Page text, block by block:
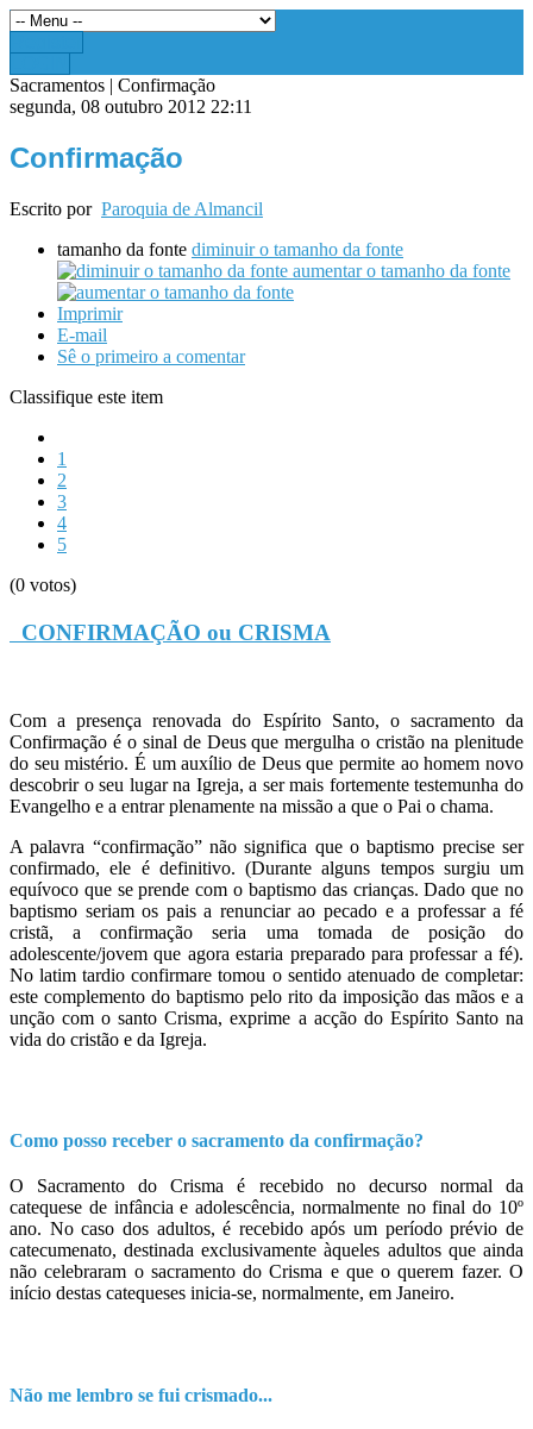
Sacramentos | Confirmação
segunda, 08 outubro 2012 22:11
Confirmação
Escrito por Paroquia de Almancil
tamanho da fonte diminuir o tamanho da fonte
aumentar o tamanho da fonte
Imprimir
E-mail
Sê o primeiro a comentar
Classifique este item
1
2
3
4
5
(0 votos)
CONFIRMAÇÃO ou CRISMA
Com a presença renovada do Espírito Santo, o sacramento da
Confirmação é o sinal de Deus que mergulha o cristão na plenitude
do seu mistério. É um auxílio de Deus que permite ao homem novo
descobrir o seu lugar na Igreja, a ser mais fortemente testemunha do
Evangelho e a entrar plenamente na missão a que o Pai o chama.
A palavra “confirmação” não significa que o baptismo precise ser
confirmado, ele é definitivo. (Durante alguns tempos surgiu um
equívoco que se prende com o baptismo das crianças. Dado que no
baptismo seriam os pais a renunciar ao pecado e a professar a fé
cristã, a confirmação seria uma tomada de posição do
adolescente/jovem que agora estaria preparado para professar a fé).
No latim tardio confirmare tomou o sentido atenuado de completar:
este complemento do baptismo pelo rito da imposição das mãos e a
unção com o santo Crisma, exprime a acção do Espírito Santo na
vida do cristão e da Igreja.
Como posso receber o sacramento da confirmação?
O Sacramento do Crisma é recebido no decurso normal da
catequese de infância e adolescência, normalmente no final do 10º
ano. No caso dos adultos, é recebido após um período prévio de
catecumenato, destinada exclusivamente àqueles adultos que ainda
não celebraram o sacramento do Crisma e que o querem fazer. O
início destas catequeses inicia-se, normalmente, em Janeiro.
Não me lembro se fui crismado...